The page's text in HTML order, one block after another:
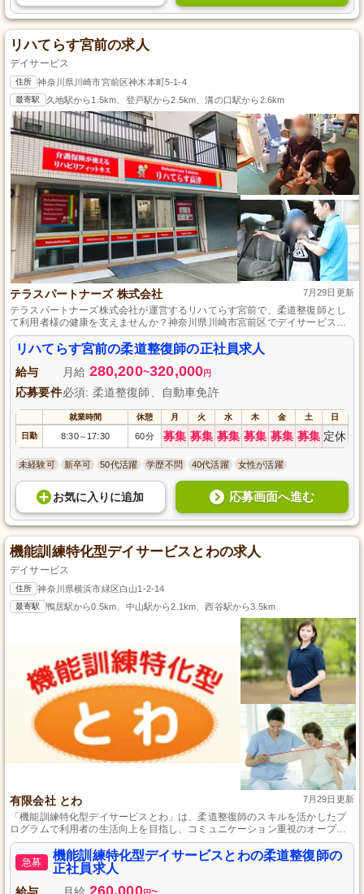
リハてらす宮前の求人
デイサービス
住所 神奈川県川崎市宮前区神木本町5-1-4
最寄駅 久地駅から1.5km、登戸駅から2.5km、溝の口駅から2.6km
テラスパートナーズ 株式会社 7月29日更新
テラスパートナーズ株式会社が運営するリハてらす宮前で、柔道整復師とし
て利用者様の健康を支えませんか？神奈川県川崎市宮前区でデイサービス施
設として活動し、業務を通じて成長できる環境がここにあります。未経験で
も歓迎し、熱意を持つ方に最適な職場です。正社員としての安定とキャリア
アップを目指しながら、チームワークを大切にした温かな職場で一緒に働き
ましょう。
リハてらす宮前の柔道整復師の正社員求人
給与 月給 280,200~320,000円
応募要件必須: 柔道整復師、自動車免許
就業時間 休憩 月 火 水 木 金 土 日
日勤 8:30～ 17:30 60分 募集 募集 募集 募集 募集 募集 定休
未経験可 新卒可 50代活躍 学歴不問 40代活躍 女性が活躍
お気に入り に追加 応募画面へ進む
機能訓練特化型デイサービスとわの求人
デイサービス
住所 神奈川県横浜市緑区白山1-2-14
最寄駅 鴨居駅から0.5km、中山駅から2.1km、西谷駅から3.5km
有限会社 とわ 7月29日更新
「機能訓練特化型デイサービスとわ」は、柔道整復師のスキルを活かしたプ
ログラムで利用者の生活向上を目指し、コミュニケーション重視のオープン
な環境でサービス提供、無料駐車場も完備です。
急募
機能訓練特化型デイサービスとわの柔道整復師の
正社員求人
260,000